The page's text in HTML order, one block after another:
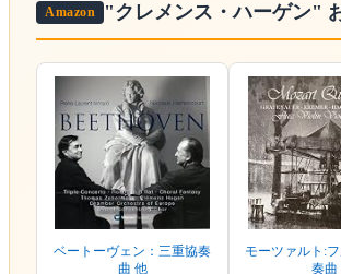
Amazon "クレメンス・ハーゲン"
ベートーヴェン：三重協奏
曲 他
モーツァルト:
奏曲